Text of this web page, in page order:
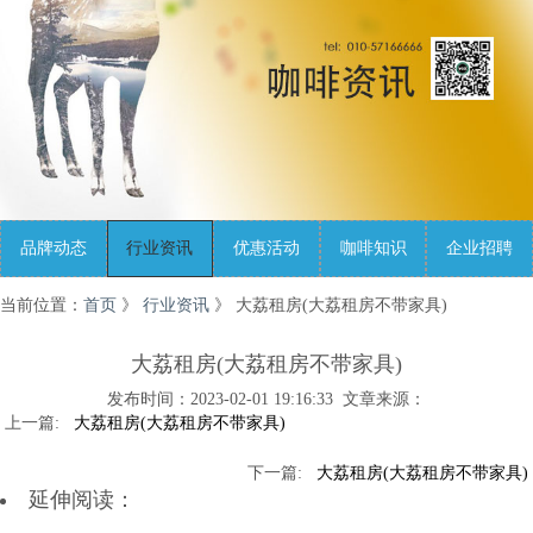
品牌动态 行业资讯 优惠活动 咖啡知识 企业招聘
当前位置： 首页 》 行业资讯 》 大荔租房(大荔租房不带家具)
大荔租房(大荔租房不带家具)
发布时间：2023-02-01 19:16:33 文章来源：
大荔租房(大荔租房不带家具)
大荔租房(大荔租房不带家具)
延伸阅读：